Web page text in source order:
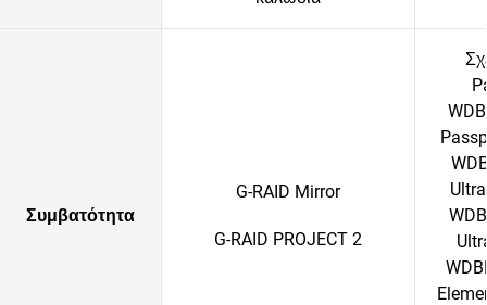
Συμβατότητα
G-RAID Mirror
G-RAID PROJECT 2